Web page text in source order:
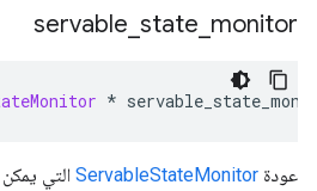
servable state monitor
*
عودة ServableStateMonitor التي